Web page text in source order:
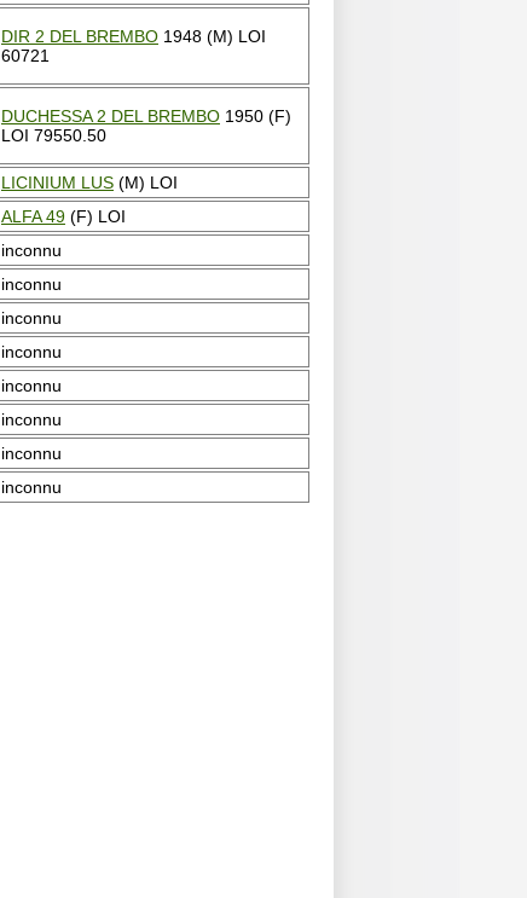
DIR 2 DEL BREMBO 1948 (M) LOI
60721
DUCHESSA 2 DEL BREMBO 1950 (F)
LOI 79550.50
LICINIUM LUS (M) LOI
ALFA 49 (F) LOI
inconnu
inconnu
inconnu
inconnu
inconnu
inconnu
inconnu
inconnu